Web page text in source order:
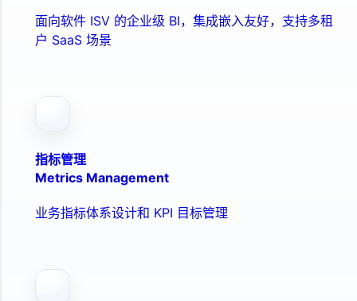
面向软件 ISV 的企业级 BI，集成嵌入友好，支持多租
户 SaaS 场景
指标管理
Metrics Management
业务指标体系设计和 KPI 目标管理